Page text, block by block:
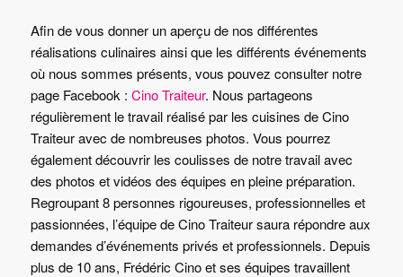
Afin de vous donner un aperçu de nos différentes
réalisations culinaires ainsi que les différents événements
où nous sommes présents, vous pouvez consulter notre
page Facebook : Cino Traiteur. Nous partageons
régulièrement le travail réalisé par les cuisines de Cino
Traiteur avec de nombreuses photos. Vous pourrez
également découvrir les coulisses de notre travail avec
des photos et vidéos des équipes en pleine préparation.
Regroupant 8 personnes rigoureuses, professionnelles et
passionnées, l’équipe de Cino Traiteur saura répondre aux
demandes d’événements privés et professionnels. Depuis
plus de 10 ans, Frédéric Cino et ses équipes travaillent